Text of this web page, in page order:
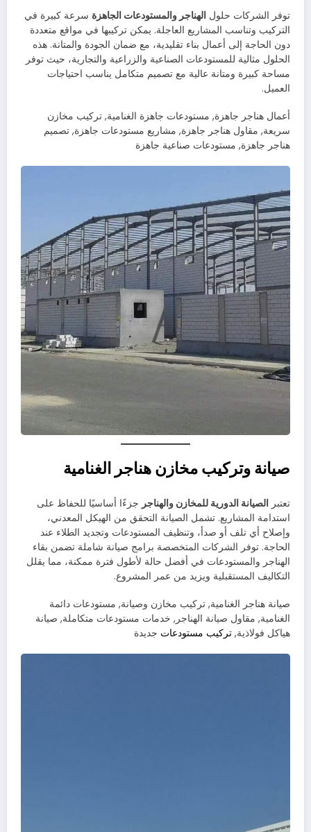
توفر الشركات حلول الهناجر والمستودعات الجاهزة سرعة كبيرة في
التركيب وتناسب المشاريع العاجلة. يمكن تركيبها في مواقع متعددة
دون الحاجة إلى أعمال بناء تقليدية، مع ضمان الجودة والمتانة. هذه
الحلول مثالية للمستودعات الصناعية والزراعية والتجارية، حيث توفر
مساحة كبيرة ومتانة عالية مع تصميم متكامل يناسب احتياجات
العميل.
أعمال هناجر جاهزة, مستودعات جاهزة الغنامية, تركيب مخازن
سريعة, مقاول هناجر جاهزة, مشاريع مستودعات جاهزة, تصميم
هناجر جاهزة, مستودعات صناعية جاهزة
صيانة وتركيب مخازن هناجر الغنامية
تعتبر الصيانة الدورية للمخازن والهناجر جزءًا أساسيًا للحفاظ على
استدامة المشاريع. تشمل الصيانة التحقق من الهيكل المعدني،
وإصلاح أي تلف أو صدأ، وتنظيف المستودعات وتجديد الطلاء عند
الحاجة. توفر الشركات المتخصصة برامج صيانة شاملة تضمن بقاء
الهناجر والمستودعات في أفضل حالة لأطول فترة ممكنة، مما يقلل
التكاليف المستقبلية ويزيد من عمر المشروع.
صيانة هناجر الغنامية, تركيب مخازن وصيانة, مستودعات دائمة
الغنامية, مقاول صيانة الهناجر, خدمات مستودعات متكاملة, صيانة
هياكل فولاذية, تركيب مستودعات جديدة